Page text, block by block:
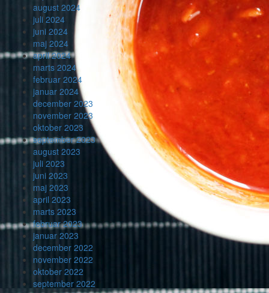
august 2024
juli 2024
juni 2024
maj 2024
april 2024
marts 2024
februar 2024
januar 2024
december 2023
november 2023
oktober 2023
september 2023
august 2023
juli 2023
juni 2023
maj 2023
april 2023
marts 2023
februar 2023
januar 2023
december 2022
november 2022
oktober 2022
september 2022